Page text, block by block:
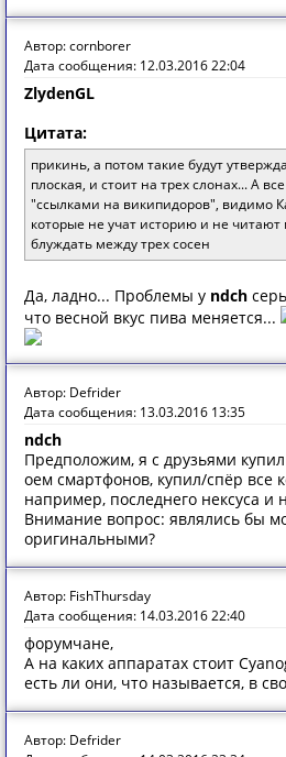
Автор: cornborer
Дата сообщения: 12.03.2016 22:04
ZlydenGL
Цитата:
прикинь, а потом такие будут
плоская, и стоит на трех слонах... А
"ссылками на википидоров", видимо
которые не учат историю и не
блуждать между трех сосен
Да, ладно... Проблемы у ndch
что весной вкус пива меняется...
Автор: Defrider
Дата сообщения: 13.03.2016 13:35
ndch
Предположим, я с друзьями
оем смартфонов, купил/спёр все
например, последнего нексуса и
Внимание вопрос: являлись бы
оригинальными?
Автор: FishThursday
Дата сообщения: 14.03.2016 22:40
форумчане,
А на каких аппаратах стоит
есть ли они, что называется, в
Автор: Defrider